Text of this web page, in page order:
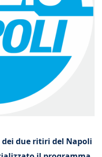
due ritiri del Napoli